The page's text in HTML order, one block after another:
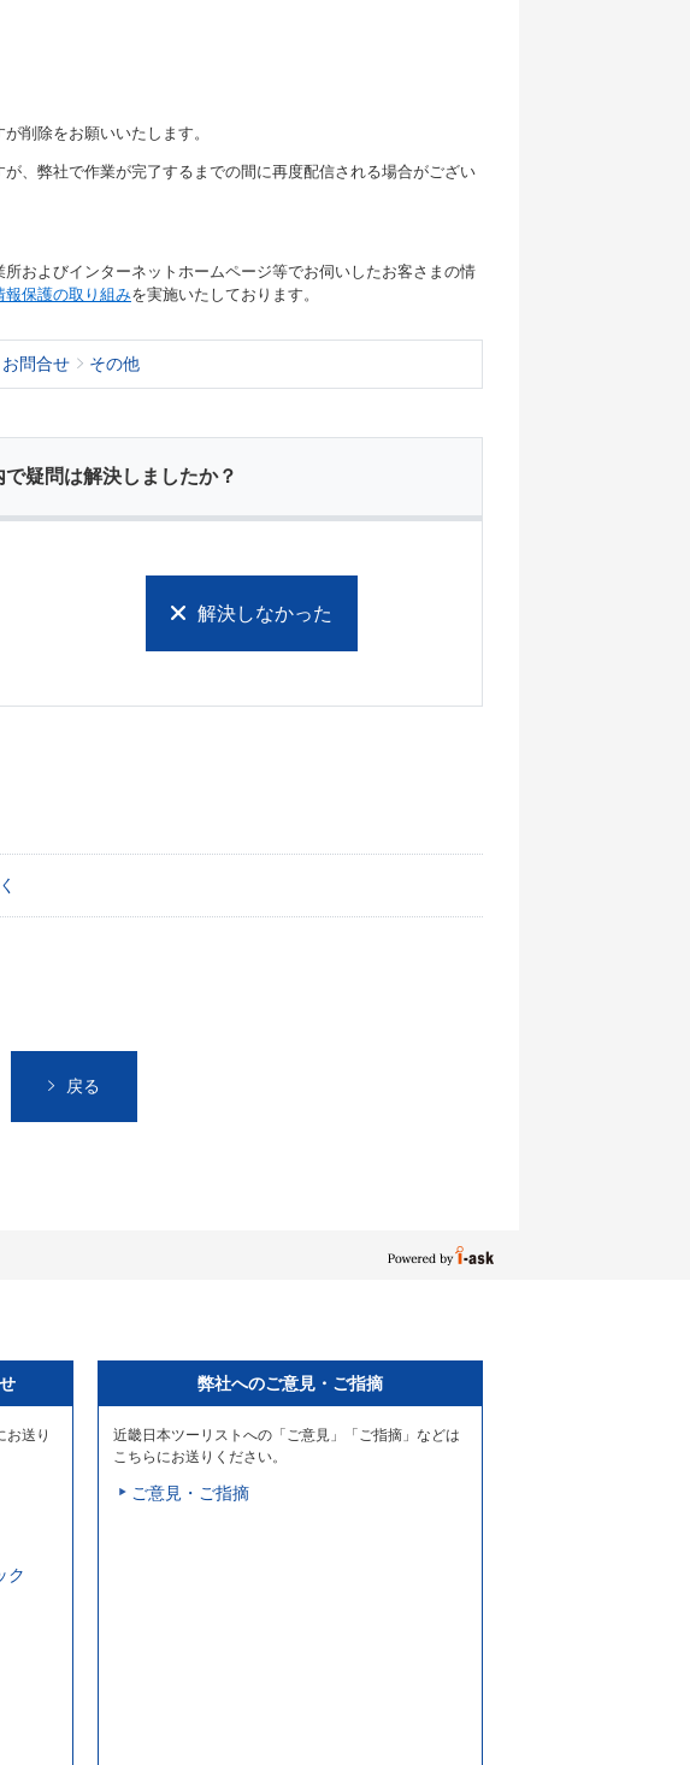
削除をお願いいたします。
が、弊社で作業が完了するまでの間に再度配信される場合がござい
所およびインターネットホームページ等でお伺いしたお客さまの情
報保護の取り組みを実施いたしております。
問合せ その他
で疑問は解決しましたか？
解決しなかった
戻る
お送り
ク
弊社へのご意見・ご指摘
近畿日本ツーリストへの「ご意見」「ご指摘」などは
こちらにお送りください。
ご意見・ご指摘